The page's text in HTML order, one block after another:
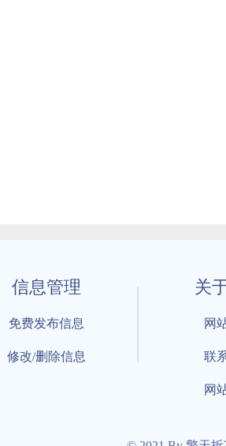
信息管理
免费发布信息
修改/删除信息
关
网
联
网